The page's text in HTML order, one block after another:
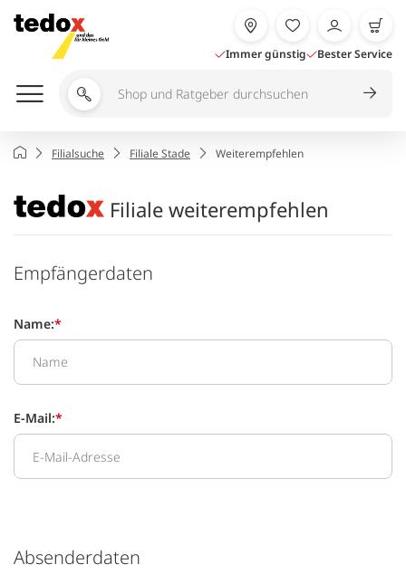
Inhalt
springen
Immer günstig Bester Service
Shop
durchsuchen
StartseiteFilialsuche Filiale Stade Weiterempfehlen
Filiale weiterempfehlen
Empfängerdaten
Name:*
E-Mail:*
Absenderdaten